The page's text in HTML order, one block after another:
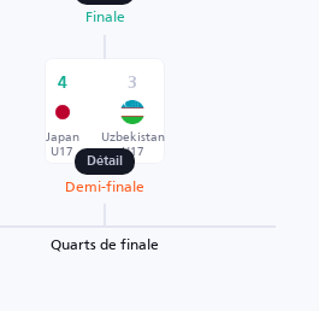
Finale
4
Japan
U17
3
Uzbekistan
U17
Détail
Demi-finale
Quarts de finale